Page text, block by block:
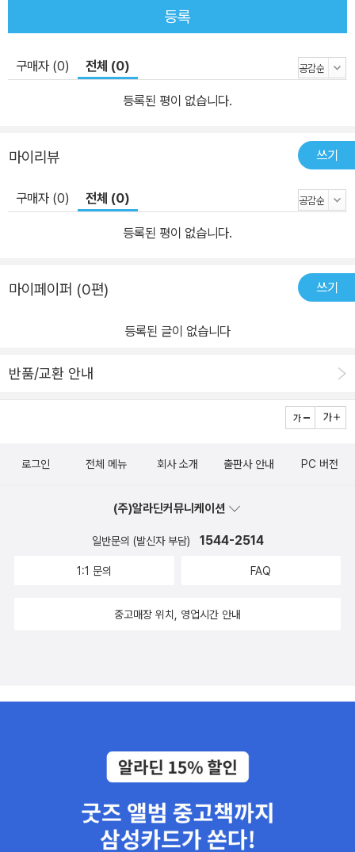
등록
구매자 (0) 전체 (0)
등록된 평이 없습니다.
마이리뷰 쓰기
구매자 (0) 전체 (0)
등록된 평이 없습니다.
마이페이퍼 (0편) 쓰기
등록된 글이 없습니다
반품/교환 안내
로그인 전체 메뉴 회사 소개 출판사 안내 PC 버전
(주)알라딘커뮤니케이션
일반문의 (발신자 부담) 1544-2514
1:1 문의 FAQ
중고매장 위치, 영업시간 안내